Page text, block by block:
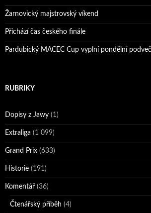
Žarnovický majstrovský víkend
Přichází čas českého finále
Pardubický MACEC Cup vyplní pondělní
RUBRIKY
Dopisy z Jawy (1)
Extraliga (1 099)
Grand Prix (633)
Historie (191)
Komentář (36)
Čtenářský příběh (4)